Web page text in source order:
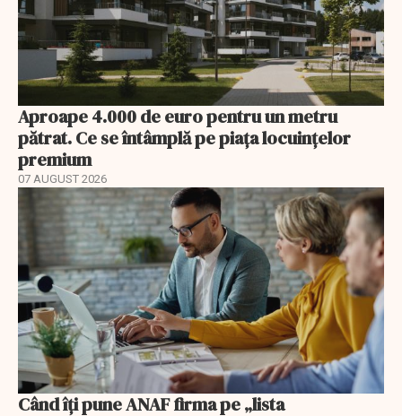
Aproape 4.000 de euro pentru un metru
pătrat. Ce se întâmplă pe piața locuințelor
premium
07 AUGUST 2026
Când îți pune ANAF firma pe „lista